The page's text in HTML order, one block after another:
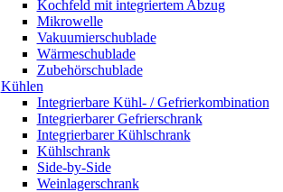
Kochfeld mit integriertem Abzug
Mikrowelle
Vakuumierschublade
Wärmeschublade
Zubehörschublade
Kühlen
Integrierbare Kühl- / Gefrierkombination
Integrierbarer Gefrierschrank
Integrierbarer Kühlschrank
Kühlschrank
Side-by-Side
Weinlagerschrank